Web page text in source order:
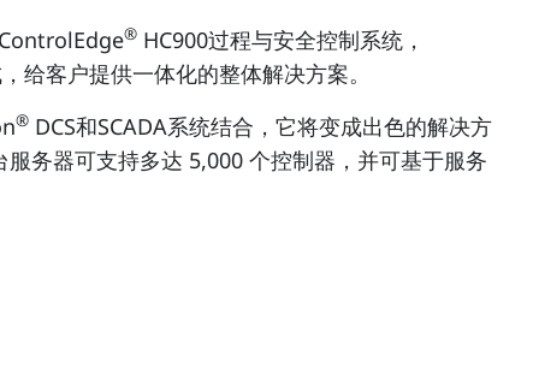
® HC900过程与安全控制系统，
给客户提供一体化的整体解决方案。
® DCS和SCADA系统结合，它将变成出色的解决方
服务器可支持多达 5,000 个控制器，并可基于服务